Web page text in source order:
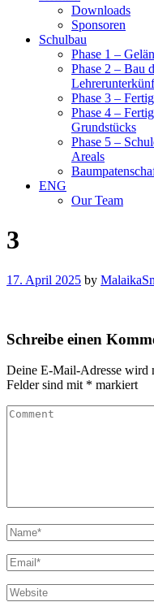
Downloads
Sponsoren
Schulbau
Phase 1 –
Phase 2 – Bau
Phase 3 –
Phase 4 –
Grundstücks
Phase 5 –
Areals
ENG
Our Team
3
17. April 2025 by
Schreibe einen
Deine E-Mail-Adresse wird
Felder sind mit * markiert